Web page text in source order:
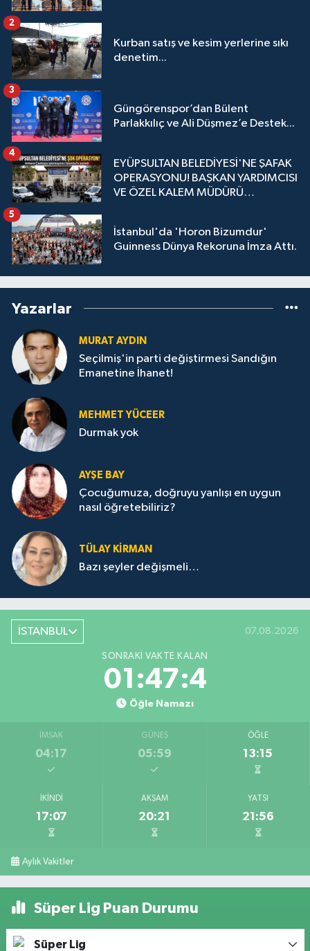
Kurban satış ve kesim yerlerine sıkı
denetim...
2
Güngörenspor’dan Bülent
Parlakkılıç ve Ali Düşmez’e Destek...
3
EYÜPSULTAN BELEDİYESİ'NE ŞAFAK
OPERASYONU! BAŞKAN YARDIMCISI
VE ÖZEL KALEM MÜDÜRÜ
4
İstanbul'da 'Horon Bizumdur'
Guinness Dünya Rekoruna İmza Attı.
5
Yazarlar
MURAT AYDIN
Seçilmiş'in parti değiştirmesi Sandığın
Emanetine İhanet!
MEHMET YÜCEER
Durmak yok
AYŞE BAY
Çocuğumuza, doğruyu yanlışı en uygun
nasıl öğretebiliriz?
TÜLAY KİRMAN
Bazı şeyler değişmeli…
İSTANBUL 07.08.2026
SONRAKI VAKTE KALAN
01:47:4
Öğle Namazı
İMSAK
04:17
GÜNEŞ
05:59
ÖĞLE
13:15
İKINDI
17:07
AKŞAM
20:21
YATSI
21:56
Aylık Vakitler
Süper Lig Puan Durumu
Süper Lig